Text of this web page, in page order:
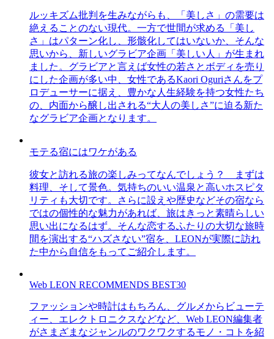
ルッキズム批判を生みながらも、「美しさ」の需要は
絶えることのない現代。一方で世間が求める「美し
さ」はパターン化し、形骸化してはいないか、そんな
思いから、新しいグラビア企画「美しい人」が生まれ
ました。グラビアと言えば女性の若さとボディを売り
にした企画が多い中、女性であるKaori Oguriさんをプ
ロデューサーに据え、豊かな人生経験を持つ女性たち
の、内面から醸し出される“大人の美しさ”に迫る新た
なグラビア企画となります。
モテる宿にはワケがある
彼女と訪れる旅の楽しみってなんでしょう？ まずは
料理、そして景色。気持ちのいい温泉と高いホスピタ
リティも大切です。さらに設えや歴史などその宿なら
ではの個性的な魅力があれば、旅はきっと素晴らしい
思い出になるはず。そんな恋するふたりの大切な旅時
間を演出する“ハズさない”宿を、LEONが実際に訪れ
た中から自信をもってご紹介します。
Web LEON RECOMMENDS BEST30
ファッションや時計はもちろん、グルメからビューテ
ィー、エレクトロニクスなどなど、Web LEON編集者
がさまざまなジャンルのワクワクするモノ・コトを紹